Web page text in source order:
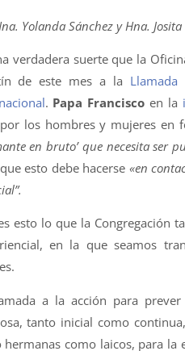
Yolanda Sánchez y Hna.
verdadera suerte que la
de este mes a la
. Papa Francisco en la
los hombres y mujeres en
en bruto’ que necesita ser
esto debe hacerse «en
esto lo que la Congregación
en la que seamos
a la acción para
tanto inicial como
hermanas como laicos, para